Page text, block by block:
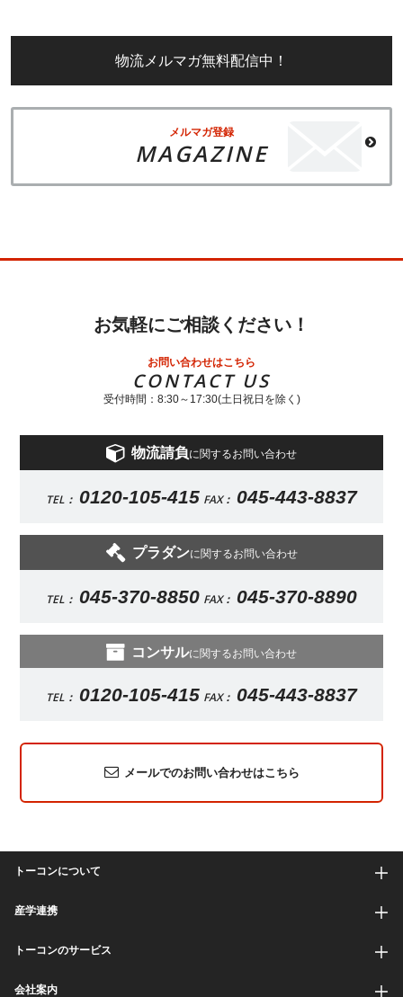
物流メルマガ無料配信中！
メルマガ登録
MAGAZINE
お気軽にご相談ください！
お問い合わせはこちら
CONTACT US
受付時間：8:30～17:30(土日祝日を除く)
物流請負に関するお問い合わせ
TEL： 0120-105-415 FAX： 045-443-8837
プラダンに関するお問い合わせ
TEL： 045-370-8850 FAX： 045-370-8890
コンサルに関するお問い合わせ
TEL： 0120-105-415 FAX： 045-443-8837
メールでのお問い合わせはこちら
トーコンについて
産学連携
トーコンのサービス
会社案内